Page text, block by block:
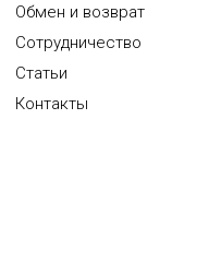
Обмен и возврат
Сотрудничество
Статьи
Контакты